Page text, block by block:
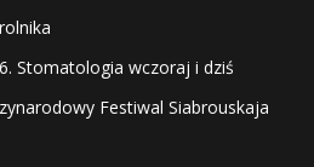
Stomatologia wczoraj i dziś
Festiwal Siabrouskaja